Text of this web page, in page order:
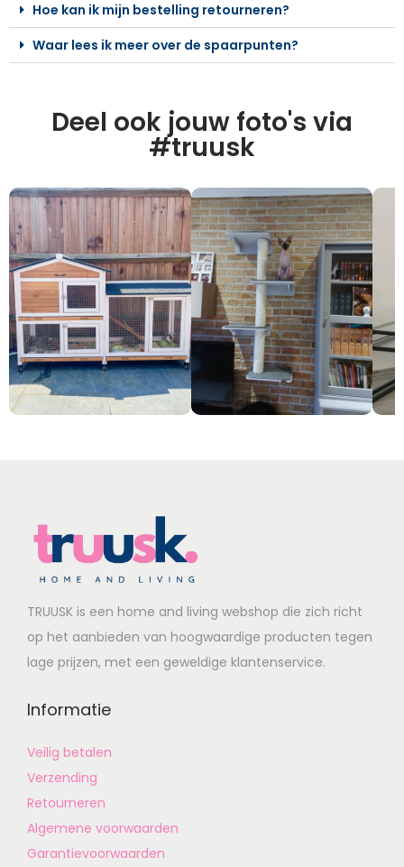
Hoe kan ik mijn bestelling retourneren?
Waar lees ik meer over de spaarpunten?
Deel ook jouw foto's via
#truusk
TRUUSK is een home and living webshop die zich richt
op het aanbieden van hoogwaardige producten tegen
lage prijzen, met een geweldige klantenservice.
Informatie
Veilig betalen
Verzending
Retourneren
Algemene voorwaarden
Garantievoorwaarden